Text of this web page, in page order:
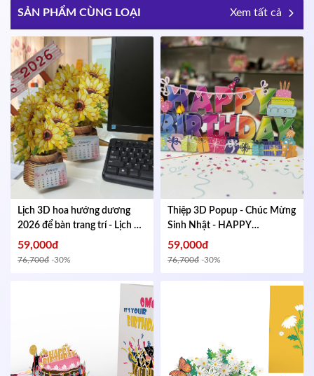
SẢN PHẨM CÙNG LOẠI Xem tất cả
Lịch 3D hoa hướng dương
2026 để bàn trang trí - Lịch để
bàn đẹp, quà tặng năm mới,
decor văn phòng
59,000đ
76,700đ -30%
Thiệp 3D Popup - Chúc Mừng
Sinh Nhật - HAPPY
BIRTHDAY Đẹp, Sang Trọng -
KT gập lại 102x152mm
59,000đ
76,700đ -30%